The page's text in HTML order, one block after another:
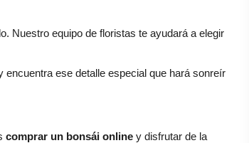
Nuestro equipo de floristas te ayudará a elegir
ese detalle especial que hará sonreír
comprar un bonsái online y disfrutar de la